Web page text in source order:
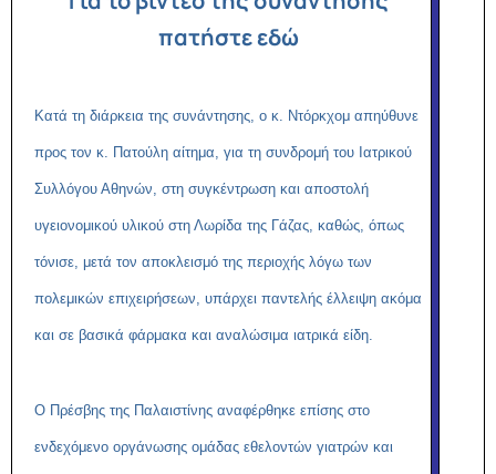
πατήστε εδώ
Κατά τη διάρκεια της συνάντησης, ο κ. Ντόρκχομ απηύθυνε
προς τον κ. Πατούλη αίτημα, για τη συνδρομή του Ιατρικού
Συλλόγου Αθηνών, στη συγκέντρωση και αποστολή
υγειονομικού υλικού στη Λωρίδα της Γάζας, καθώς, όπως
τόνισε, μετά τον αποκλεισμό της περιοχής λόγω των
πολεμικών επιχειρήσεων, υπάρχει παντελής έλλειψη ακόμα
και σε βασικά φάρμακα και αναλώσιμα ιατρικά είδη.
Ο Πρέσβης της Παλαιστίνης αναφέρθηκε επίσης στο
ενδεχόμενο οργάνωσης ομάδας εθελοντών γιατρών και